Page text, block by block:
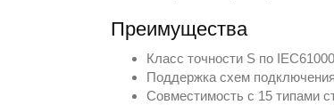
Преимущества
Класс точности S по
Поддержка схем
Совместимость с 15 типами